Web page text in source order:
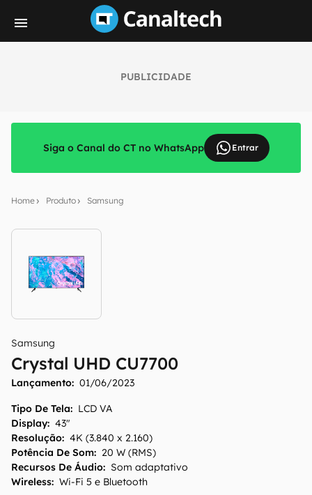
PUBLICIDADE
Siga o Canal do CT no WhatsApp Entrar
Home Produto Samsung
Samsung
Crystal UHD CU7700
Lançamento: 01/06/2023
Tipo De Tela: LCD VA
Display: 43"
Resolução: 4K (3.840 x 2.160)
Potência De Som: 20 W (RMS)
Recursos De Áudio: Som adaptativo
Wireless: Wi-Fi 5 e Bluetooth
O Canaltech mantém esforço constante para